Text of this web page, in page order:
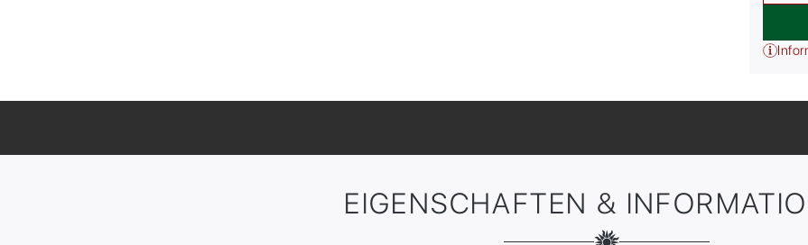
EIGENSCHAFTEN &